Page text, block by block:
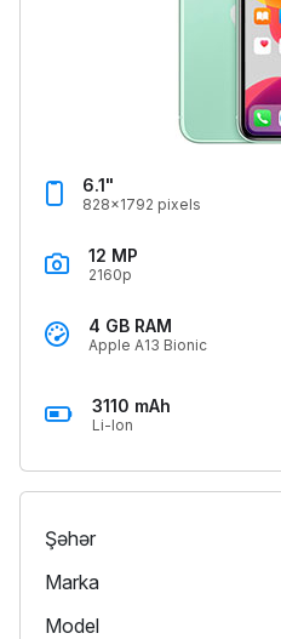
6.1"
828x1792 pixels
12 MP
2160p
4 GB RAM
Apple A13 Bionic
3110 mAh
Li-Ion
Şəhər
Marka
Model